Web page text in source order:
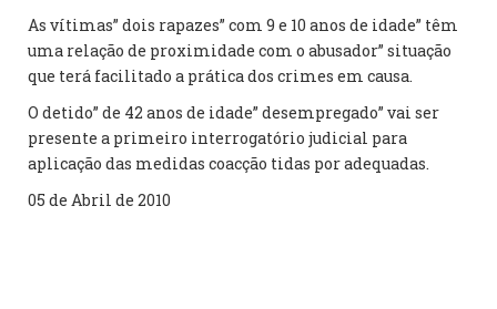
As vítimas” dois rapazes” com 9 e 10 anos de idade” têm
uma relação de proximidade com o abusador” situação
que terá facilitado a prática dos crimes em causa.
O detido” de 42 anos de idade” desempregado” vai ser
presente a primeiro interrogatório judicial para
aplicação das medidas coacção tidas por adequadas.
05 de Abril de 2010